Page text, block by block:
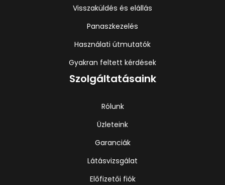
Visszaküldés és elállás
Panaszkezelés
Használati útmutatók
Gyakran feltett kérdések
Szolgáltatásaink
Rólunk
Üzleteink
Garanciák
Látásvizsgálat
Előfizetői fiók